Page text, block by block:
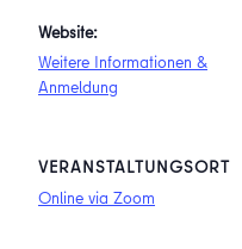
Website:
Weitere Informationen &
Anmeldung
VERANSTALTUNGSORT
Online via Zoom